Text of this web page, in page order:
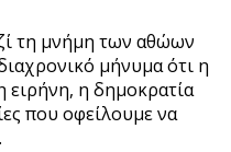
τη μνήμη των αθώων
μήνυμα ότι η
ειρήνη, η δημοκρατία
που οφείλουμε να